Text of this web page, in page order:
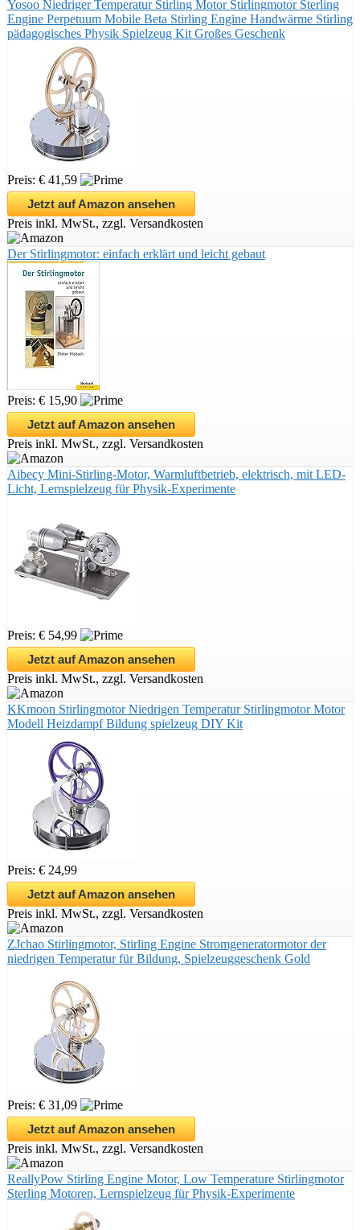
Yosoo Niedriger Temperatur Stirling Motor Stirlingmotor Sterling
Engine Perpetuum Mobile Beta Stirling Engine Handwärme Stirling
pädagogisches Physik Spielzeug Kit Großes Geschenk
Preis: € 41,59
Jetzt auf Amazon ansehen
Preis inkl. MwSt., zzgl. Versandkosten
Der Stirlingmotor: einfach erklärt und leicht gebaut
Preis: € 15,90
Jetzt auf Amazon ansehen
Preis inkl. MwSt., zzgl. Versandkosten
Aibecy Mini-Stirling-Motor, Warmluftbetrieb, elektrisch, mit LED-
Licht, Lernspielzeug für Physik-Experimente
Preis: € 54,99
Jetzt auf Amazon ansehen
Preis inkl. MwSt., zzgl. Versandkosten
KKmoon Stirlingmotor Niedrigen Temperatur Stirlingmotor Motor
Modell Heizdampf Bildung spielzeug DIY Kit
Preis: € 24,99
Jetzt auf Amazon ansehen
Preis inkl. MwSt., zzgl. Versandkosten
ZJchao Stirlingmotor, Stirling Engine Stromgeneratormotor der
niedrigen Temperatur für Bildung, Spielzeuggeschenk Gold
Preis: € 31,09
Jetzt auf Amazon ansehen
Preis inkl. MwSt., zzgl. Versandkosten
ReallyPow Stirling Engine Motor, Low Temperature Stirlingmotor
Sterling Motoren, Lernspielzeug für Physik-Experimente